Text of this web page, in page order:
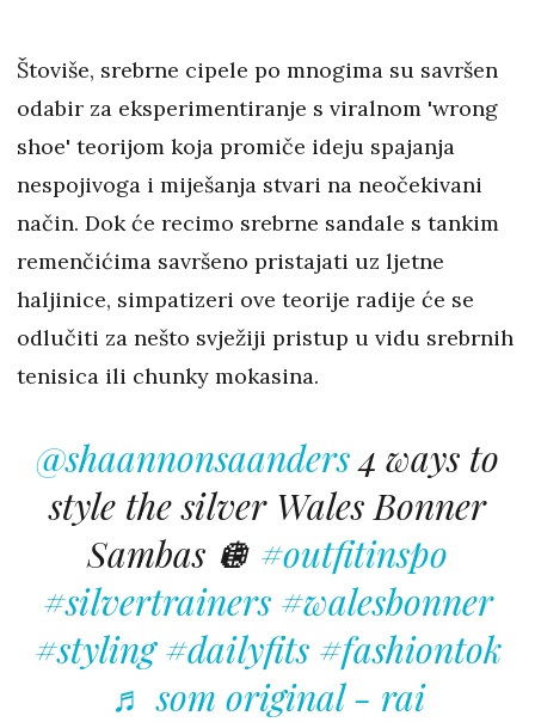
Štoviše, srebrne cipele po mnogima su savršen
odabir za eksperimentiranje s viralnom 'wrong
shoe' teorijom koja promiče ideju spajanja
nespojivoga i miješanja stvari na neočekivani
način. Dok će recimo srebrne sandale s tankim
remenčićima savršeno pristajati uz ljetne
haljinice, simpatizeri ove teorije radije će se
odlučiti za nešto svježiji pristup u vidu srebrnih
tenisica ili chunky mokasina.
@shaannonsaanders4 ways to
style the silver Wales Bonner
Sambas 🪩 #outfitinspo
#silvertrainers #walesbonner
#styling #dailyfits #fashiontok
♬ som original - rai